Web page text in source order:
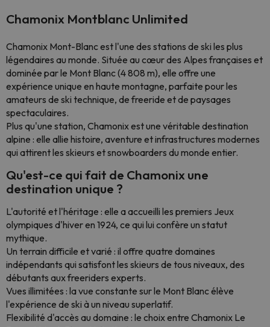
Chamonix Montblanc Unlimited
Chamonix Mont-Blanc est l'une des stations de ski les plus
légendaires au monde. Située au cœur des Alpes françaises et
dominée par le Mont Blanc (4 808 m), elle offre une
expérience unique en haute montagne, parfaite pour les
amateurs de ski technique, de freeride et de paysages
spectaculaires.
Plus qu'une station, Chamonix est une véritable destination
alpine : elle allie histoire, aventure et infrastructures modernes
qui attirent les skieurs et snowboarders du monde entier.
Qu'est-ce qui fait de Chamonix une
destination unique ?
L'autorité et l'héritage : elle a accueilli les premiers Jeux
olympiques d'hiver en 1924, ce qui lui confère un statut
mythique.
Un terrain difficile et varié : il offre quatre domaines
indépendants qui satisfont les skieurs de tous niveaux, des
débutants aux freeriders experts.
Vues illimitées : la vue constante sur le Mont Blanc élève
l'expérience de ski à un niveau superlatif.
Flexibilité d'accès au domaine : le choix entre Chamonix Le